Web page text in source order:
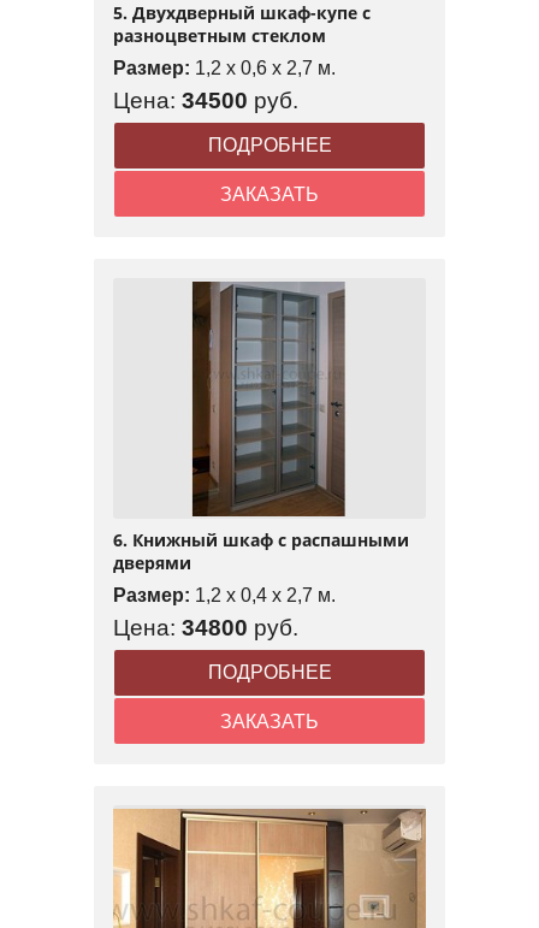
5. Двухдверный шкаф-купе с
разноцветным стеклом
Размер: 1,2 x 0,6 x 2,7 м.
Цена: 34500 руб.
ПОДРОБНЕЕ
ЗАКАЗАТЬ
6. Книжный шкаф с распашными
дверями
Размер: 1,2 x 0,4 x 2,7 м.
Цена: 34800 руб.
ПОДРОБНЕЕ
ЗАКАЗАТЬ